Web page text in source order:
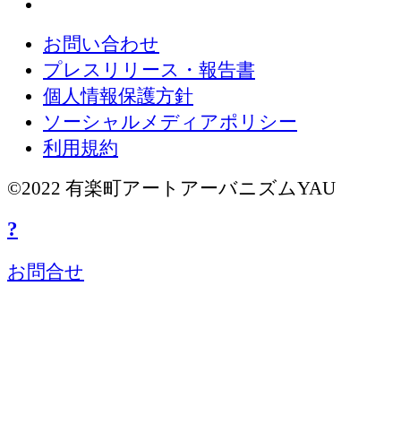
お問い合わせ
プレスリリース・報告書
個人情報保護方針
ソーシャルメディアポリシー
利用規約
©2022 有楽町アートアーバニズムYAU
?
お問合せ